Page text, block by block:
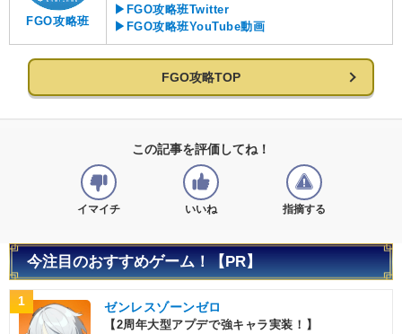
FGO攻略班
▶FGO攻略班Twitter
▶FGO攻略班YouTube動画
FGO攻略TOP
この記事を評価してね！
イマイチ いいね 指摘する
今注目のおすすめゲーム！【PR】
1 ゼンレスゾーンゼロ
【2周年大型アプデで強キャラ実装！】